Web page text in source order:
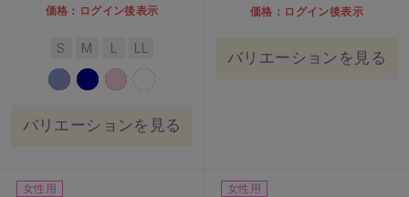
価格：ログイン後表示
S M L LL
バリエーションを見る
価格：ログイン後表示
バリエーションを見る
女性用 女性用